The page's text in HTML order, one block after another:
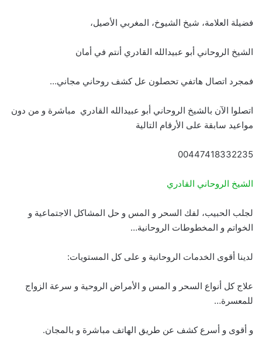
فضيلة العلامة، شيخ الشيوخ، المغربي الأصيل،
الشيخ الروحاني أبو عبيدالله القادري أنتم في أمان
فمجرد اتصال هاتفي تحصلون عل كشف روحاني مجاني…
اتصلوا الآن بالشيخ الروحاني أبو عبيدالله القادري مباشرة و من دون
مواعيد سابقة على الأرقام التالية
00447418332235
الشيخ الروحاني القادري
لجلب الحبيب، لفك السحر و المس و حل المشاكل الاجتماعية و
الخواتم و المخطوطات الروحانية…
لدينا أقوى الخدمات الروحانية و على كل المستويات:
علاج كل أنواع السحر و المس و الأمراض الروحية و سرعة الزواج
للمعسرة…
و أقوى و أسرع كشف عن طريق الهاتف مباشرة و بالمجان.